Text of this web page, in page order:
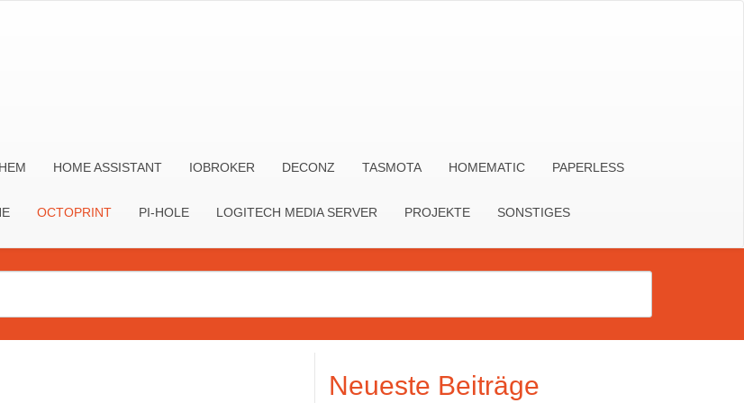
HOME ASSISTANT IOBROKER DECONZ TASMOTA HOMEMATIC PAPERLESS
OCTOPRINT PI-HOLE LOGITECH MEDIA SERVER PROJEKTE SONSTIGES
Neueste Beiträge